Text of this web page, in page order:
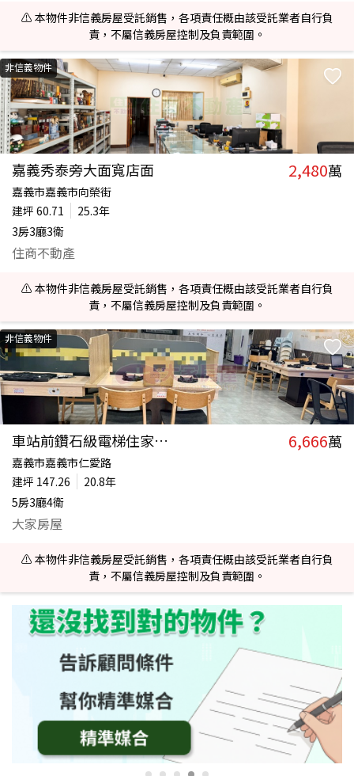
⚠️ 本物件非信義房屋受託銷售，各項責任概由該受託業者自行負
責，不屬信義房屋控制及負責範圍。
非信義物件
嘉義秀泰旁大面寬店面 2,480萬
嘉義市嘉義市向榮街
建坪 60.71
25.3年
3房3廳3衛
住商不動產
⚠️ 本物件非信義房屋受託銷售，各項責任概由該受託業者自行負
責，不屬信義房屋控制及負責範圍。
非信義物件
車站前鑽石級電梯住家店面 6,666萬
嘉義市嘉義市仁愛路
建坪 147.26
20.8年
5房3廳4衛
大家房屋
⚠️ 本物件非信義房屋受託銷售，各項責任概由該受託業者自行負
責，不屬信義房屋控制及負責範圍。